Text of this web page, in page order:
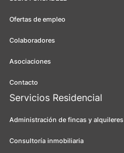
Ofertas de empleo
Colaboradores
Asociaciones
Contacto
Servicios Residencial
Administración de fincas y alquileres
Consultoría inmobiliaria